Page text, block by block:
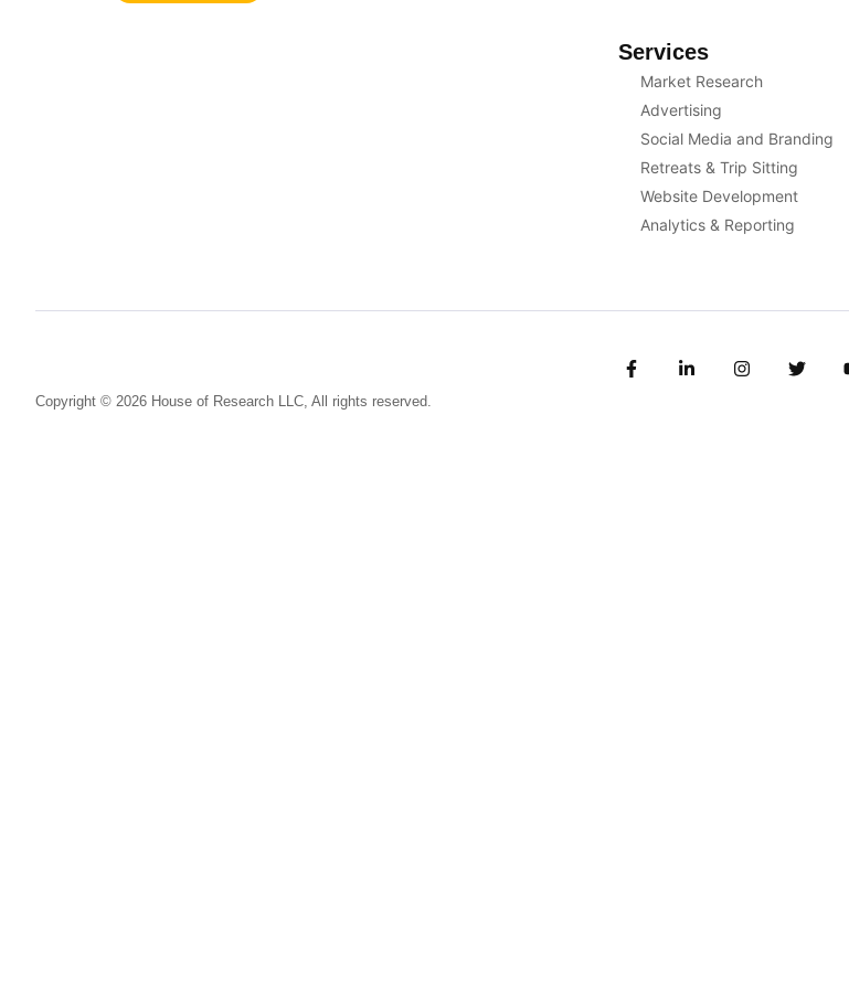
Services
Market Research
Advertising
Social Media and Branding
Retreats & Trip Sitting
Website Development
Analytics & Reporting
Copyright © 2026 House of Research LLC, All rights reserved.